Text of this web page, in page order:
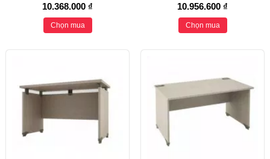
10.368.000 ₫
Chọn mua
10.956.600 ₫
Chọn mua